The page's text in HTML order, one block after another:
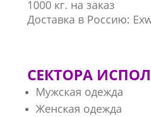
1000 кг. на заказ
Доставка в Россию:
СЕКТОРА
Мужская одежда
Женская одежда